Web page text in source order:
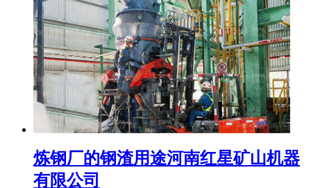
炼钢厂的钢渣用途河南红星矿山机器
有限公司